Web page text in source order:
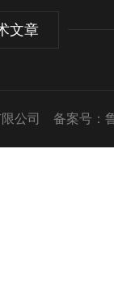
文章
公司 备案号：